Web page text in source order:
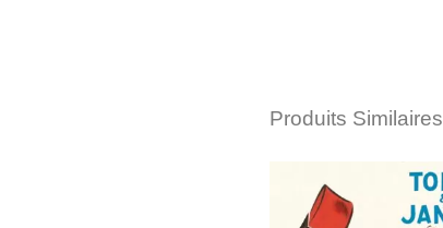
Produits Similaires